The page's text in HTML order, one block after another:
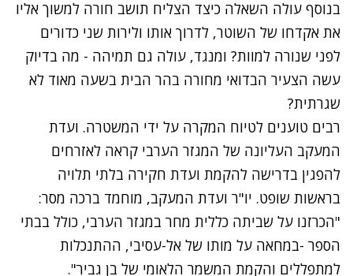
בנוסף עולה השאלה כיצד הצליח תושב חורה למשוך אליו
את אקדחו של השוטר, לדרוך אותו ולירות שני כדורים
לפני שנורה למוות? ומנגד, עולה גם תמיהה - מה בדיוק
עשה הצעיר הבדואי מחורה בהר הבית בשעה מאוד לא
שגרתית?
רבים טוענים לטיוח המקרה על ידי המשטרה. ועדת
המעקב העליונה של המגזר הערבי קראה לאזרחים
להפגין בדרישה להקמת ועדת חקירה בלתי תלויה
בראשות שופט. יו"ר ועדת המעקב, מוחמד ברכה מסר:
"הכרזנו על שביתה כללית מחר במגזר הערבי, כולל בבתי
הספר -במחאה על מותו של אל-עסיבי, ההתנכלות
למתפללים והקמת המשמר הלאומי של בן גביר".